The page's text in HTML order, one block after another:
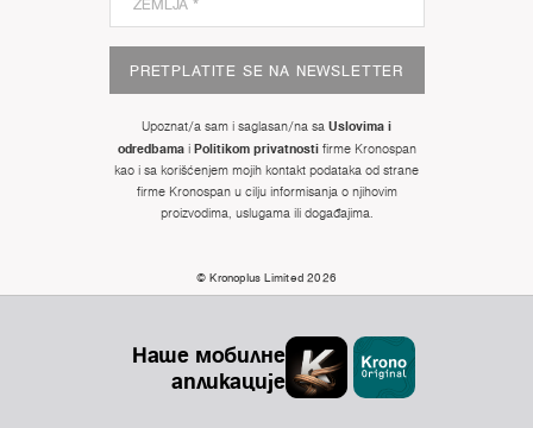
PRETPLATITE SE NA NEWSLETTER
Upoznat/a sam i saglasan/na sa Uslovima i
odredbamai Politikom privatnostifirme Kronospan
kao i sa korišćenjem mojih kontakt podataka od strane
firme Kronospan u cilju informisanja o njihovim
proizvodima, uslugama ili događajima.
© Kronoplus Limited 2026
Наше мобилне
апликације